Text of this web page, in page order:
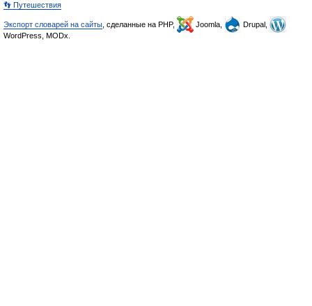
👣 Путешествия
Экспорт словарей на сайты , сделанные на PHP, Joomla,
Drupal,
WordPress, MODx.